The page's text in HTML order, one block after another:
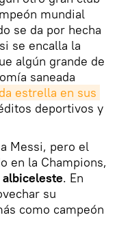
mundial
se da por hecha
se encalla la
algún grande de
saneada
estrella en sus
deportivos y
Messi, pero el
en la Champions,
albiceleste. En
su
como campeón